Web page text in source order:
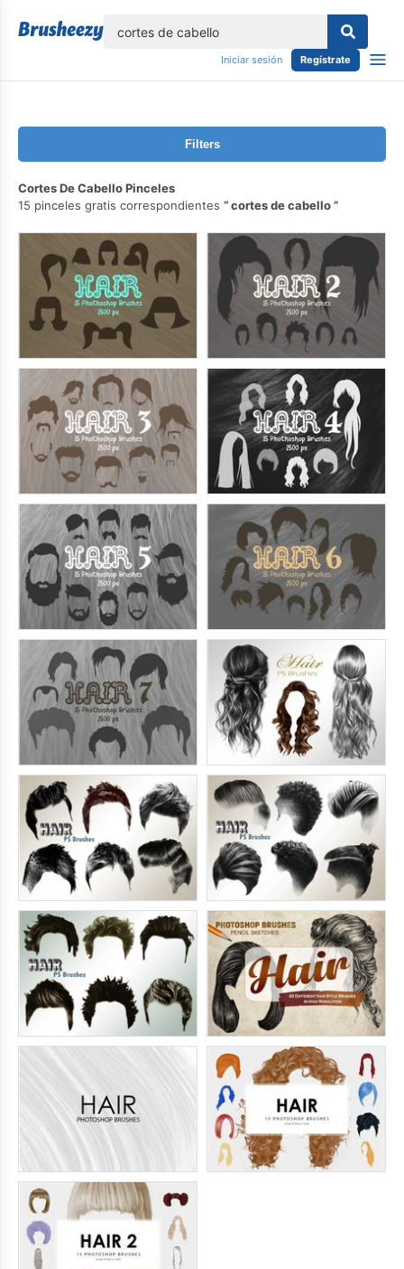
Iniciar sesión Regístrate
Filters
Cortes De Cabello Pinceles
15 pinceles gratis correspondientes
cortes de cabello